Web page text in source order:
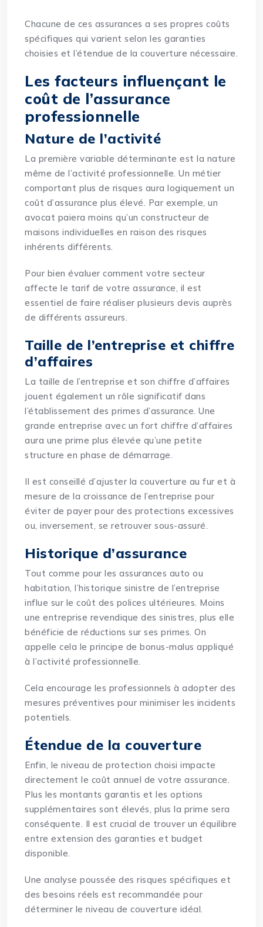
Chacune de ces assurances a ses propres coûts
spécifiques qui varient selon les garanties
choisies et l’étendue de la couverture nécessaire.
Les facteurs influençant le
coût de l’assurance
professionnelle
Nature de l’activité
La première variable déterminante est la nature
même de l’activité professionnelle. Un métier
comportant plus de risques aura logiquement un
coût d’assurance plus élevé. Par exemple, un
avocat paiera moins qu’un constructeur de
maisons individuelles en raison des risques
inhérents différents.
Pour bien évaluer comment votre secteur
affecte le tarif de votre assurance, il est
essentiel de faire réaliser plusieurs devis auprès
de différents assureurs.
Taille de l’entreprise et chiffre
d’affaires
La taille de l’entreprise et son chiffre d’affaires
jouent également un rôle significatif dans
l’établissement des primes d’assurance. Une
grande entreprise avec un fort chiffre d’affaires
aura une prime plus élevée qu’une petite
structure en phase de démarrage.
Il est conseillé d’ajuster la couverture au fur et à
mesure de la croissance de l’entreprise pour
éviter de payer pour des protections excessives
ou, inversement, se retrouver sous-assuré.
Historique d’assurance
Tout comme pour les assurances auto ou
habitation, l’historique sinistre de l’entreprise
influe sur le coût des polices ultérieures. Moins
une entreprise revendique des sinistres, plus elle
bénéficie de réductions sur ses primes. On
appelle cela le principe de bonus-malus appliqué
à l’activité professionnelle.
Cela encourage les professionnels à adopter des
mesures préventives pour minimiser les incidents
potentiels.
Étendue de la couverture
Enfin, le niveau de protection choisi impacte
directement le coût annuel de votre assurance.
Plus les montants garantis et les options
supplémentaires sont élevés, plus la prime sera
conséquente. Il est crucial de trouver un équilibre
entre extension des garanties et budget
disponible.
Une analyse poussée des risques spécifiques et
des besoins réels est recommandée pour
déterminer le niveau de couverture idéal.